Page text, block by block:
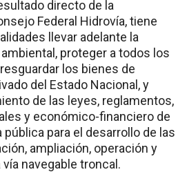
directo de la
Federal Hidrovía, tiene
llevar adelante la
proteger a todos los
los bienes de
del Estado Nacional, y
de las leyes, reglamentos,
y económico-financiero de
pública para el desarrollo de las
ampliación, operación y
navegable troncal.